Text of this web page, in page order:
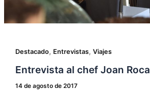
Destacado, Entrevistas, Viajes
Entrevista al chef Joan Roca
14 de agosto de 2017